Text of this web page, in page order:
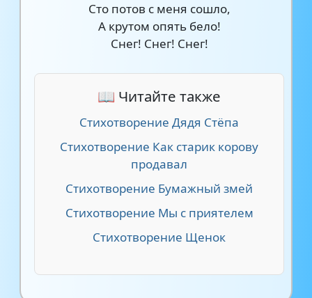
Сто потов с меня сошло,
А крутом опять бело!
Снег! Снег! Снег!
📖 Читайте также
Стихотворение Дядя Стёпа
Стихотворение Как старик корову
продавал
Стихотворение Бумажный змей
Стихотворение Мы с приятелем
Стихотворение Щенок